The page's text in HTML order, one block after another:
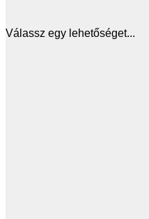
Válassz egy lehetőséget...